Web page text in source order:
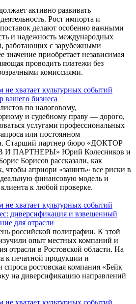
активно развивать
Рост импорта и
делают особенно важными
и надежность международных
работающих с зарубежными
значение приобретает независимая
проводить платежи без
комиссиями.
вашего бизнеса
по налоговому,
и судебному праву — дорого,
услугами профессиональных
или постоянном
Старший партнер бюро «ДОКТОР
ПАРТНЕРЫ» Юрий Колесников и
Борисов рассказали, как
чтобы априори «зашить» все риски в
финансовую модель и
к любой проверке.
диверсификация и взвешенный
для отрасли
российской полиграфии. К этой
опыт местных компаний и
отрасли в Ростовской области. На
к печатной продукции и
ростовская компания «Бейк
на диверсификацию направлений